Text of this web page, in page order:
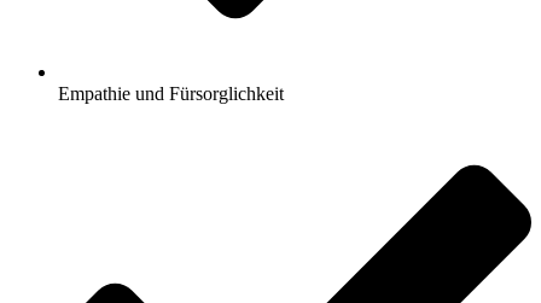
Empathie und Fürsorglichkeit